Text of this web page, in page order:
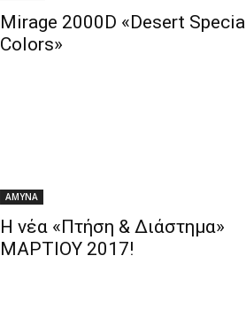
Mirage 2000D «Desert Special
Colors»
ΑΜΥΝΑ
Η νέα «Πτήση & Διάστημα»
ΜΑΡΤΙΟΥ 2017!